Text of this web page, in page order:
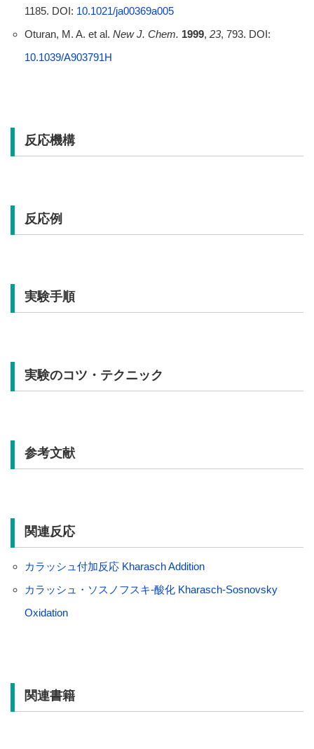
1185. DOI: 10.1021/ja00369a005
Oturan, M. A. et al. New J. Chem. 1999, 23, 793. DOI:
10.1039/A903791H
反応機構
反応例
実験手順
実験のコツ・テクニック
参考文献
関連反応
カラッシュ付加反応 Kharasch Addition
カラッシュ・ソスノフスキ-酸化 Kharasch-Sosnovsky
Oxidation
関連書籍